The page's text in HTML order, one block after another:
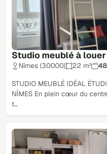
Studio meublé à louer
Nîmes (30000) 22 m²
STUDIO MEUBLÉ IDÉAL
NÎMES En plein cœur du
t…